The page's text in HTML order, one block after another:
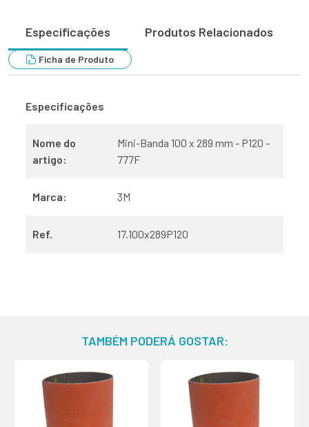
Especificações Produtos Relacionados
Ficha de Produto
Especificações
Nome do
artigo:
Mini-Banda 100 x 289 mm - P120 -
777F
Marca: 3M
Ref. 17.100x289P120
TAMBÉM PODERÁ GOSTAR: